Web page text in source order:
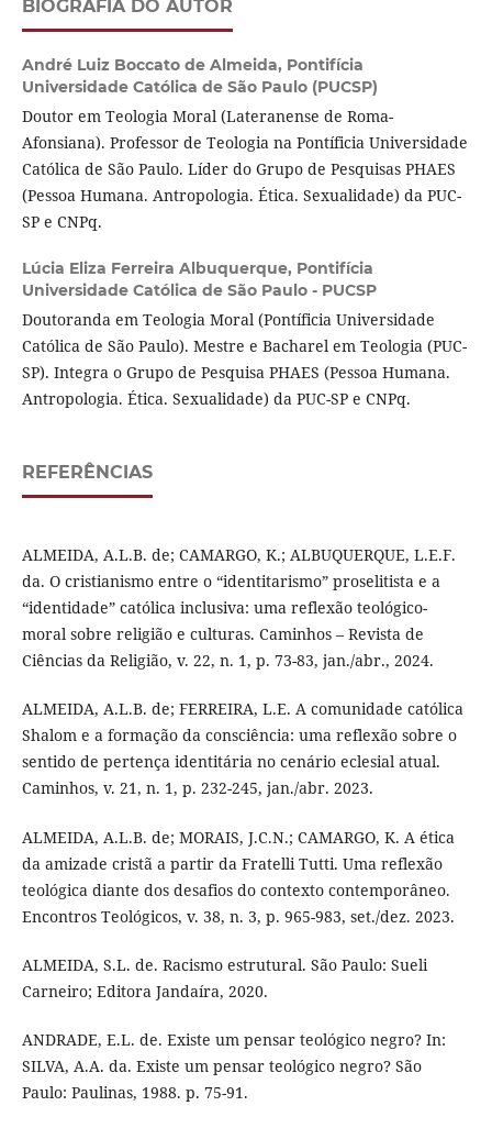
BIOGRAFIA DO AUTOR
André Luiz Boccato de Almeida, Pontifícia
Universidade Católica de São Paulo (PUCSP)
Doutor em Teologia Moral (Lateranense de Roma-
Afonsiana). Professor de Teologia na Pontíficia Universidade
Católica de São Paulo. Líder do Grupo de Pesquisas PHAES
(Pessoa Humana. Antropologia. Ética. Sexualidade) da PUC-
SP e CNPq.
Lúcia Eliza Ferreira Albuquerque, Pontifícia
Universidade Católica de São Paulo - PUCSP
Doutoranda em Teologia Moral (Pontíficia Universidade
Católica de São Paulo). Mestre e Bacharel em Teologia (PUC-
SP). Integra o Grupo de Pesquisa PHAES (Pessoa Humana.
Antropologia. Ética. Sexualidade) da PUC-SP e CNPq.
REFERÊNCIAS
ALMEIDA, A.L.B. de; CAMARGO, K.; ALBUQUERQUE, L.E.F.
da. O cristianismo entre o “identitarismo” proselitista e a
“identidade” católica inclusiva: uma reflexão teológico-
moral sobre religião e culturas. Caminhos – Revista de
Ciências da Religião, v. 22, n. 1, p. 73-83, jan./abr., 2024.
ALMEIDA, A.L.B. de; FERREIRA, L.E. A comunidade católica
Shalom e a formação da consciência: uma reflexão sobre o
sentido de pertença identitária no cenário eclesial atual.
Caminhos, v. 21, n. 1, p. 232-245, jan./abr. 2023.
ALMEIDA, A.L.B. de; MORAIS, J.C.N.; CAMARGO, K. A ética
da amizade cristã a partir da Fratelli Tutti. Uma reflexão
teológica diante dos desafios do contexto contemporâneo.
Encontros Teológicos, v. 38, n. 3, p. 965-983, set./dez. 2023.
ALMEIDA, S.L. de. Racismo estrutural. São Paulo: Sueli
Carneiro; Editora Jandaíra, 2020.
ANDRADE, E.L. de. Existe um pensar teológico negro? In:
SILVA, A.A. da. Existe um pensar teológico negro? São
Paulo: Paulinas, 1988. p. 75-91.